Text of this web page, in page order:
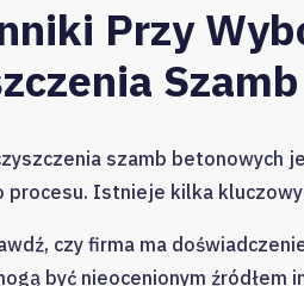
Przy
Szamb
szamb betonowych
Istnieje kilka
czy firma ma
być nieocenionym źródłem